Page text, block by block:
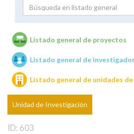
Unidades de investigación
Listado general de proyectos
Listado general de
Listado general de unidades
Unidad de Investigación
ID: 603